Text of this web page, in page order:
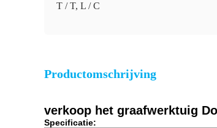
T / T, L / C
Productomschrijving
verkoop het graafwerktuig
Specificatie: